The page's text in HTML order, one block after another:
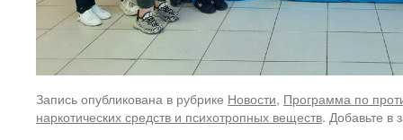
Запись опубликована в рубрике Новости, Программа по
наркотических средств и психотропных веществ. Добавьте в